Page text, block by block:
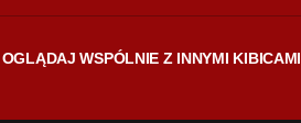
OGLĄDAJ WSPÓLNIE Z INNYMI KIBICAMI